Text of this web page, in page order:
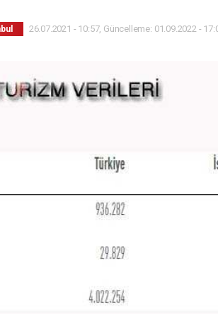
26.07.2021 - 10:57, Güncelleme: 01.09.2022 -